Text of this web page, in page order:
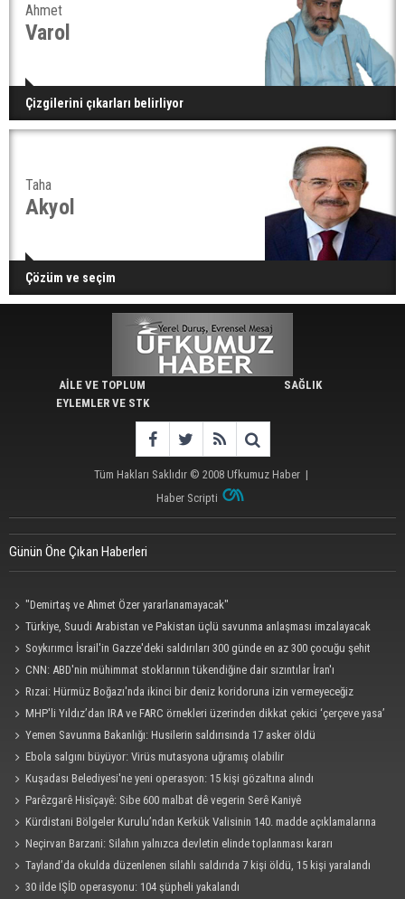
Ahmet
Varol
Çizgilerini çıkarları belirliyor
Taha
Akyol
Çözüm ve seçim
AİLE VE TOPLUM
EYLEMLER VE STK
SAĞLIK
Tüm Hakları Saklıdır © 2008 Ufkumuz Haber |
Haber Scripti
Günün Öne Çıkan Haberleri
"Demirtaş ve Ahmet Özer yararlanamayacak"
Türkiye, Suudi Arabistan ve Pakistan üçlü savunma anlaşması imzalayacak
Soykırımcı İsrail'in Gazze'deki saldırıları 300 günde en az 300 çocuğu şehit
etti CNN: ABD'nin mühimmat stoklarının tükendiğine dair sızıntılar İran'ı
cesaretlendirebilir
Rızai: Hürmüz Boğazı'nda ikinci bir deniz koridoruna izin vermeyeceğiz
MHP'li Yıldız’dan IRA ve FARC örnekleri üzerinden dikkat çekici ‘çerçeve yasa’
açıklaması
Yemen Savunma Bakanlığı: Husilerin saldırısında 17 asker öldü
Ebola salgını büyüyor: Virüs mutasyona uğramış olabilir
Kuşadası Belediyesi'ne yeni operasyon: 15 kişi gözaltına alındı
Parêzgarê Hisîçayê: Sibe 600 malbat dê vegerin Serê Kaniyê
Kürdistani Bölgeler Kurulu’ndan Kerkük Valisinin 140. madde açıklamalarına
tepkiNeçirvan Barzani: Silahın yalnızca devletin elinde toplanması kararı
uygulanmalı
Tayland’da okulda düzenlenen silahlı saldırıda 7 kişi öldü, 15 kişi yaralandı
30 ilde IŞİD operasyonu: 104 şüpheli yakalandı